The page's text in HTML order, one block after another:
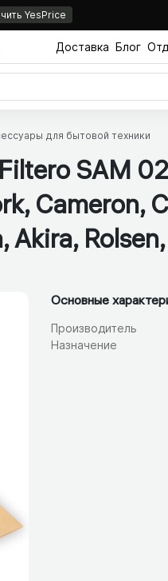
YesPrice
Доставка Блог
для бытовой техники
SAM
Cameron,
Akira,
Основные
Производитель
Назначение